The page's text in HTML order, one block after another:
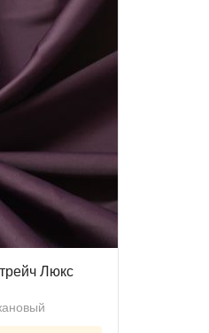
Люкс